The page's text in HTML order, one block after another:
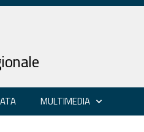
MULTIMEDIA